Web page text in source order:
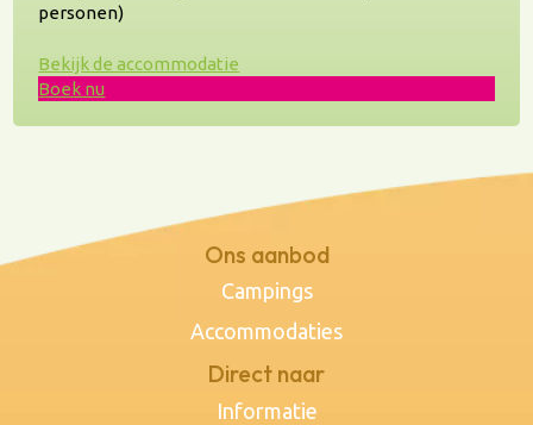
personen)
Bekijk de accommodatie
Boek nu
Ons aanbod
Campings
Accommodaties
Direct naar
Informatie